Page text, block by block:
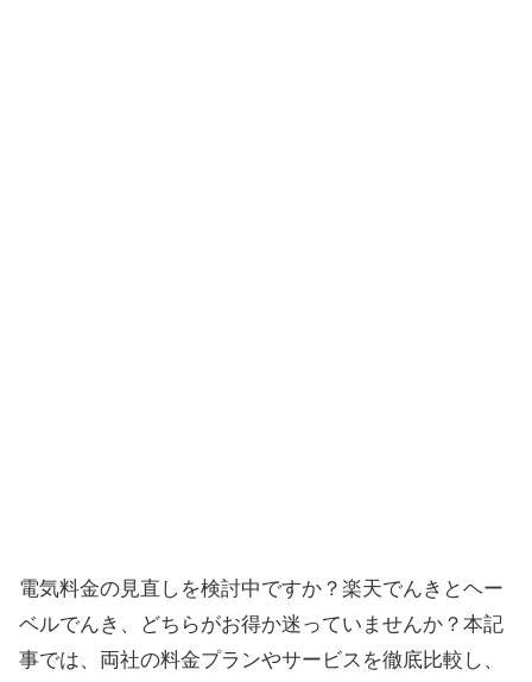
電気料金の見直しを検討中ですか？楽天でんきとヘー
ベルでんき、どちらがお得か迷っていませんか？本記
事では、両社の料金プランやサービスを徹底比較し、